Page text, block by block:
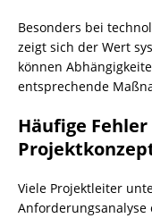
Besonders bei
zeigt sich der Wert
können
entsprechende
Häufige
Viele Projektleiter